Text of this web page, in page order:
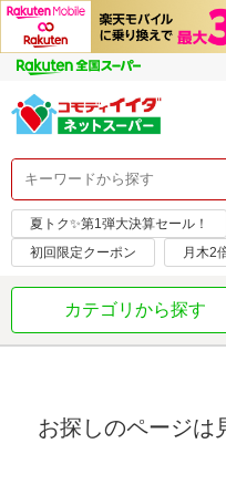
夏トク✨第1弾大決算セール！
初回限定クーポン
月木2
カテゴリから探す
お探しのページは